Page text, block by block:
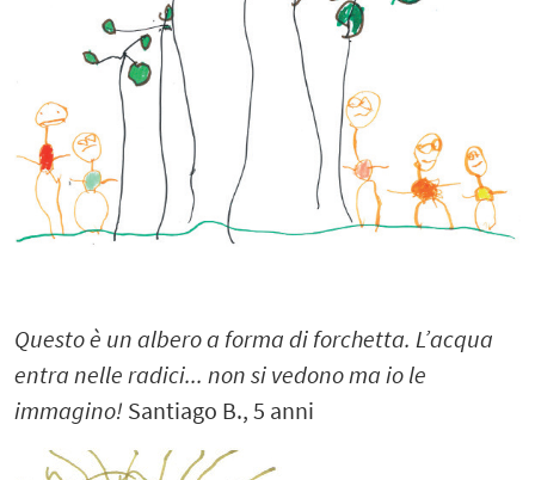
Questo è un albero a forma di forchetta. L’acqua
entra nelle radici... non si vedono ma io le
immagino! Santiago B., 5 anni